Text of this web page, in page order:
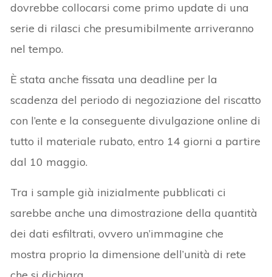
dovrebbe collocarsi come primo update di una
serie di rilasci che presumibilmente arriveranno
nel tempo.
È stata anche fissata una deadline per la
scadenza del periodo di negoziazione del riscatto
con l’ente e la conseguente divulgazione online di
tutto il materiale rubato, entro 14 giorni a partire
dal 10 maggio.
Tra i sample già inizialmente pubblicati ci
sarebbe anche una dimostrazione della quantità
dei dati esfiltrati, ovvero un’immagine che
mostra proprio la dimensione dell’unità di rete